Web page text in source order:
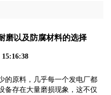
磨以及防腐材料的选择
15:16:38
的原料，几乎每一个发电厂都
备存在大量磨损现象，这不仅